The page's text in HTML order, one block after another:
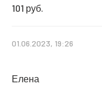
101 руб.
01.06.2023, 19:26
Елена